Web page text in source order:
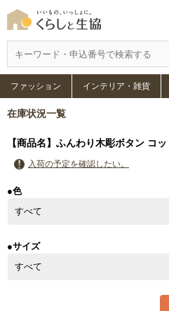
ファッション インテリア・雑貨
在庫状況一覧
【商品名】ふんわり木彫ボタン コ
入荷の予定を確認したい。
●色
●サイズ